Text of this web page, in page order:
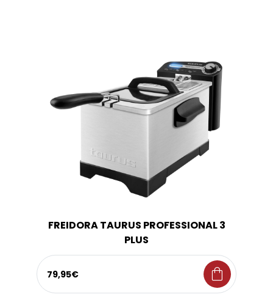
FREIDORA TAURUS PROFESSIONAL 3
PLUS
79,95€ shopping_bag